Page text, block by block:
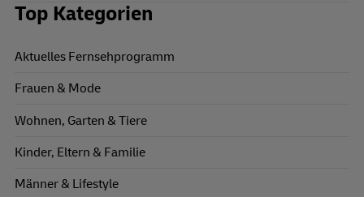
Top Kategorien
Aktuelles Fernsehprogramm
Frauen & Mode
Wohnen, Garten & Tiere
Kinder, Eltern & Familie
Männer & Lifestyle